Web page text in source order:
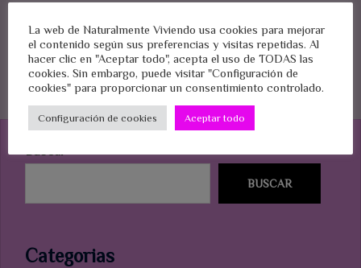
Paginación
de
entradas
1 Siguientes
Buscar
BUSCAR
Categorias
La web de Naturalmente Viviendo usa cookies para mejorar
el contenido según sus preferencias y visitas repetidas. Al
hacer clic en "Aceptar todo", acepta el uso de TODAS las
cookies. Sin embargo, puede visitar "Configuración de
cookies" para proporcionar un consentimiento controlado.
Configuración de cookies Aceptar todo